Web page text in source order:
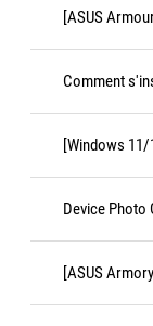
[ASUS
Comment
[Windows
Device Photo
[ASUS